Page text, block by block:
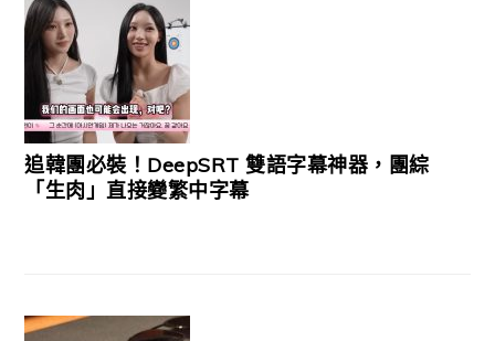
追韓團必裝！DeepSRT 雙語字幕神器，團綜
「生肉」直接變繁中字幕